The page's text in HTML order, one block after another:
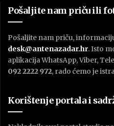
Pošaljite nam priču ili
Pošaljite nam priču,
desk@antenazadar.hr. Isto
aplikacija WhatsApp, Viber,
092 2222 972, rado ćemo je
Korištenje portala i